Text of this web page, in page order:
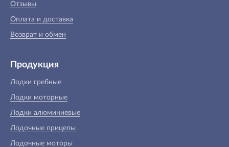
Отзывы
Оплата и доставка
Возврат и обмен
Продукция
Лодки гребные
Лодки моторные
Лодки алюминиевые
Лодочные прицепы
Лодочные моторы